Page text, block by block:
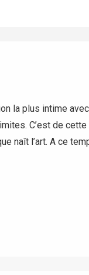
la plus intime
C’est de
naît l’art. A ce